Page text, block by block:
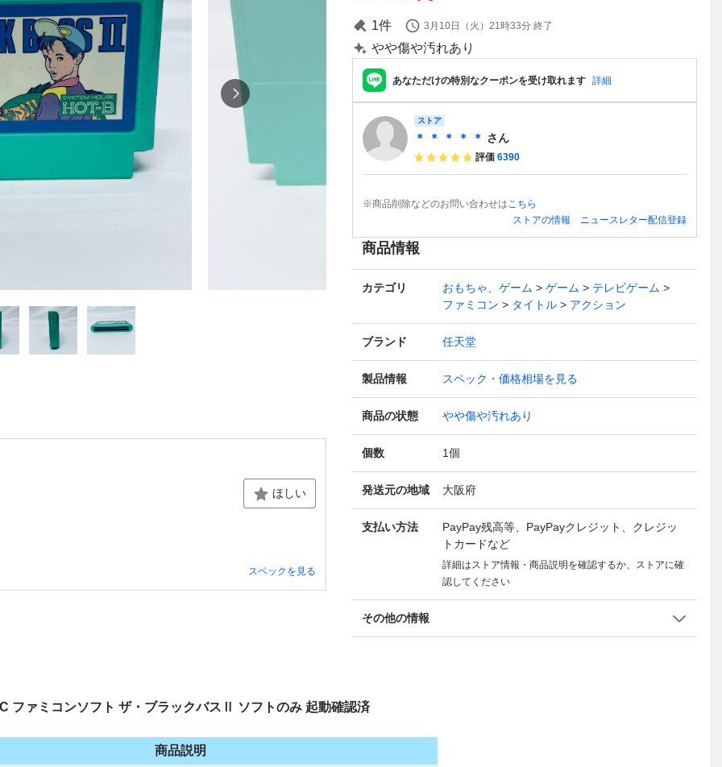
ほしい
スペックを見る
1件 3月10日（火）21時33分 終了
やや傷や汚れあり
あなただけの特別なクーポンを受け取れます 詳細
ストア
＊ ＊ ＊ ＊ ＊ さん
評価 6390
※商品削除などのお問い合わせはこちら
ストアの情報
ニュースレター配信登録
商品情報
カテゴリ おもちゃ、ゲーム ゲーム
テレビゲーム
ファミコン
タイトル アクション
ブランド 任天堂
製品情報 スペック・価格相場を見る
商品の状態 やや傷や汚れあり
個数 1個
発送元の地域 大阪府
支払い方法
PayPay残高等、PayPayクレジット、クレジッ
トカードなど
詳細はストア情報・商品説明を確認するか、ストアに確
認してください
その他の情報